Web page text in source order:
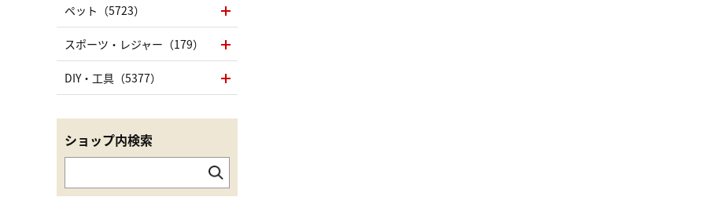
ペット（5723）
スポーツ・レジャー（179）
DIY・工具（5377）
ショップ内検索